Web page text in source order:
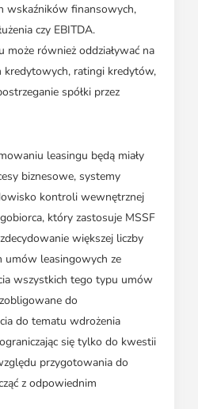
wskaźników finansowych,
czy EBITDA.
również oddziaływać na
ratingi kredytów,
spółki przez
leasingu będą miały
biznesowe, systemy
kontroli wewnętrznej
który zastosuje MSSF
większej liczby
umów leasingowych ze
wszystkich tego typu umów
do
do tematu wdrożenia
się tylko do kwestii
przygotowania do
z odpowiednim